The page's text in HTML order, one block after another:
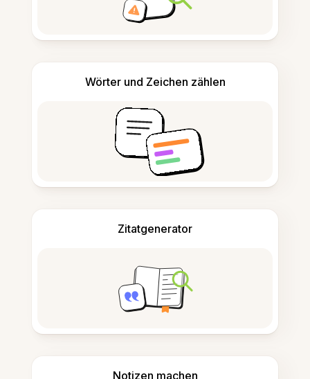
Wörter und Zeichen zählen
Zitatgenerator
Notizen machen